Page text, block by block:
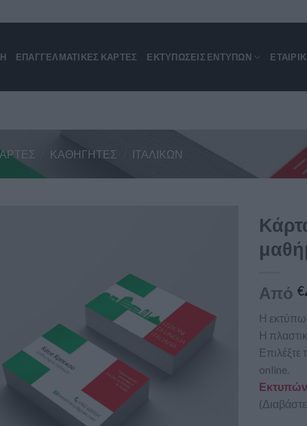
ΕΠΑΓΓΕΛΜΑΤΙΚΈΣ ΚΆΡΤΕΣ ΕΚΤΥΠΩΣΕΙΣ ΕΝΤΥΠΩΝ
ΚΑΘΗΓΗΤΈΣ ΙΤΑΛΙΚΏΝ
Από €
Η
Η
Επιλέξτε
online.